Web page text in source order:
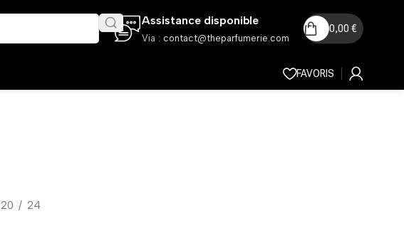
Assistance disponible
Via : contact@theparfumerie.com
0,00 €
FAVORIS
20 24